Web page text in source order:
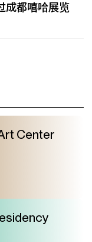
成都嘻哈展览
Center